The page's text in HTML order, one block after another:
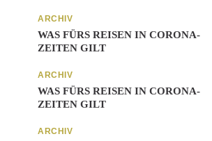
ARCHIV
WAS FÜRS REISEN IN CORONA-
ZEITEN GILT
ARCHIV
WAS FÜRS REISEN IN CORONA-
ZEITEN GILT
ARCHIV